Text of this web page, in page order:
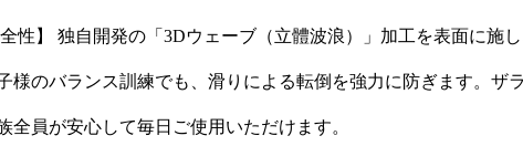
性】 独自開発の「3Dウェーブ（立體波浪）」加工を表面に施
様のバランス訓練でも、滑りによる転倒を強力に防ぎます。ザ
員が安心して毎日ご使用いただけます。